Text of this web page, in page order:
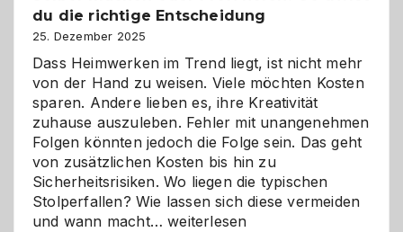
und
Zukunft
du die richtige Entscheidung
25. Dezember 2025
Dass Heimwerken im Trend liegt, ist nicht mehr
von der Hand zu weisen. Viele möchten Kosten
sparen. Andere lieben es, ihre Kreativität
zuhause auszuleben. Fehler mit unangenehmen
Folgen könnten jedoch die Folge sein. Das geht
von zusätzlichen Kosten bis hin zu
Sicherheitsrisiken. Wo liegen die typischen
Stolperfallen? Wie lassen sich diese vermeiden
und wann macht…Selber
weiterlesen